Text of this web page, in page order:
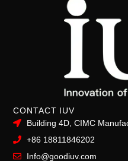
CONTACT IUV
Building 4D, CIMC
+86 18811846202
Info@goodiuv.com